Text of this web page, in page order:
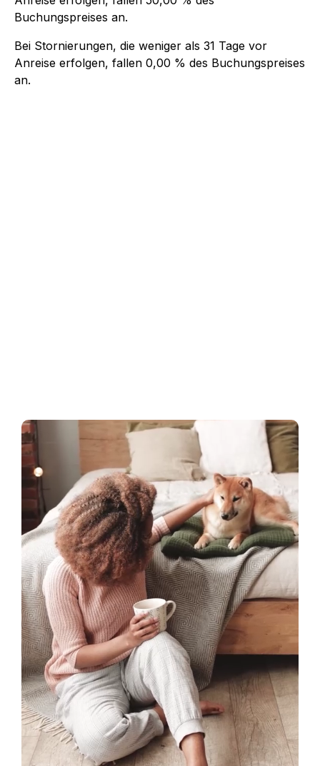
Buchungspreises an.
Bei Stornierungen, die weniger als 31 Tage vor
Anreise erfolgen, fallen 0,00 % des Buchungspreises
an.